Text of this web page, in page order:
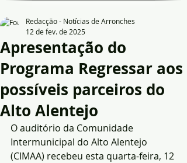
Apresentação do
Programa Regressar aos
possíveis parceiros do
Alto Alentejo
Redacção - Notícias de Arronches
12 de fev. de 2025
O auditório da Comunidade
Intermunicipal do Alto Alentejo
(CIMAA) recebeu esta quarta-feira, 12